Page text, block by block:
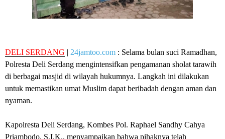
DELI SERDANG | 24jamtoo.com : Selama bulan suci Ramadhan,
Polresta Deli Serdang mengintensifkan pengamanan sholat tarawih
di berbagai masjid di wilayah hukumnya. Langkah ini dilakukan
untuk memastikan umat Muslim dapat beribadah dengan aman dan
nyaman.
Kapolresta Deli Serdang, Kombes Pol. Raphael Sandhy Cahya
Priambodo, S.I.K., menyampaikan bahwa pihaknya telah